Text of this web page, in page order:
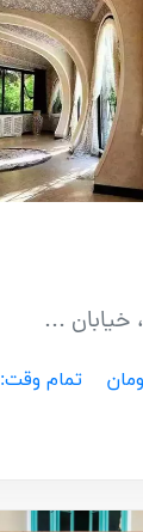
خیابان ...
تمام وقت: ۸,۵۰۰,۰۰۰ تومان